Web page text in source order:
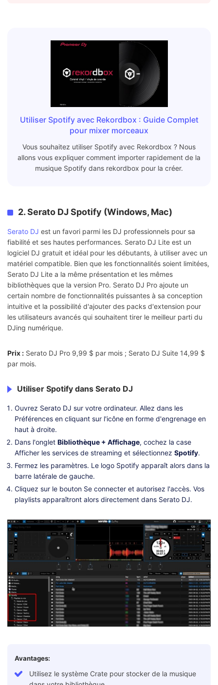
Utiliser Spotify avec Rekordbox : Guide Complet
pour mixer morceaux
Vous souhaitez utiliser Spotify avec Rekordbox ? Nous
allons vous expliquer comment importer rapidement de la
musique Spotify dans rekordbox pour la créer.
2. Serato DJ Spotify (Windows, Mac)
Serato DJ est un favori parmi les DJ professionnels pour sa
fiabilité et ses hautes performances. Serato DJ Lite est un
logiciel DJ gratuit et idéal pour les débutants, à utiliser avec un
matériel compatible. Bien que les fonctionnalités soient limitées,
Serato DJ Lite a la même présentation et les mêmes
bibliothèques que la version Pro. Serato DJ Pro ajoute un
certain nombre de fonctionnalités puissantes à sa conception
intuitive et la possibilité d'ajouter des packs d'extension pour
les utilisateurs avancés qui souhaitent tirer le meilleur parti du
DJing numérique.
Prix : Serato DJ Pro 9,99 $ par mois ; Serato DJ Suite 14,99 $
par mois.
Utiliser Spotify dans Serato DJ
Ouvrez Serato DJ sur votre ordinateur. Allez dans les
Préférences en cliquant sur l'icône en forme d'engrenage en
haut à droite.
Dans l'onglet Bibliothèque + Affichage, cochez la case
Afficher les services de streaming et sélectionnez Spotify.
Fermez les paramètres. Le logo Spotify apparaît alors dans la
barre latérale de gauche.
Cliquez sur le bouton Se connecter et autorisez l'accès. Vos
playlists apparaîtront alors directement dans Serato DJ.
Avantages:
Utilisez le système Crate pour stocker de la musique